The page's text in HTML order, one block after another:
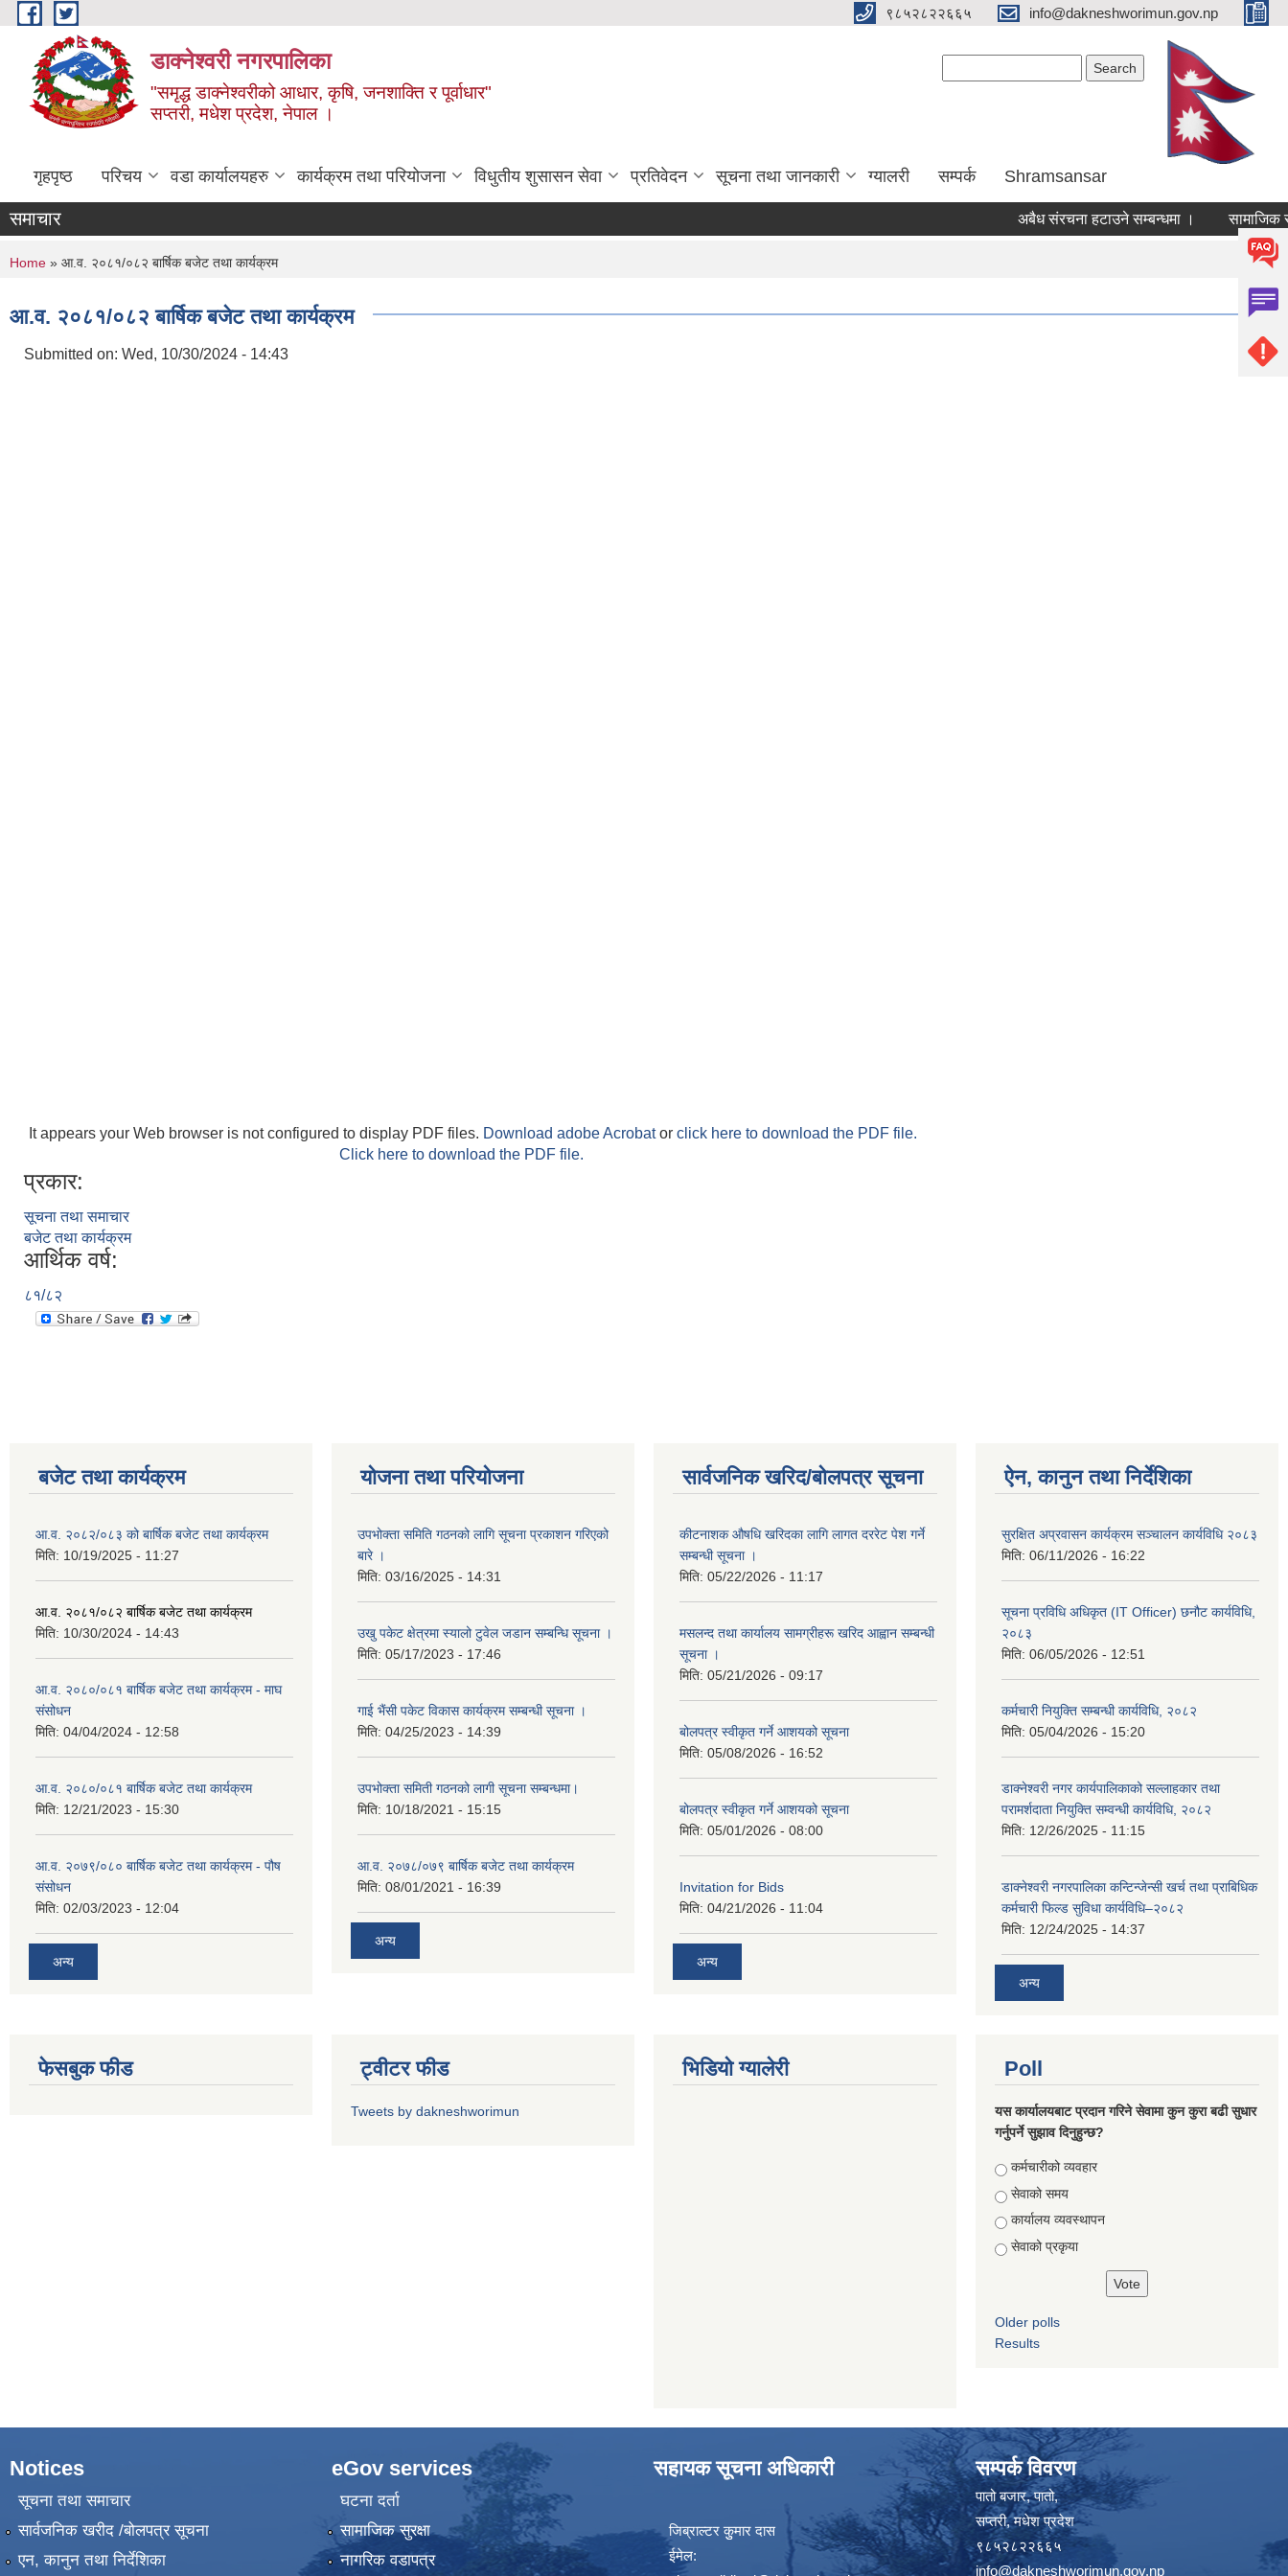
Skip to main content ९८५२८२२६६५ info@dakneshworimun.gov.np
डाक्नेश्वरी नगरपालिका
"समृद्ध डाक्नेश्वरीको आधार, कृषि, जनशाक्ति र पूर्वाधार"
सप्तरी, मधेश प्रदेश, नेपाल ।
गृहपृष्ठ परिचय वडा कार्यालयहरु कार्यक्रम तथा परियोजना विधुतीय शुसासन सेवा प्रतिवेदन सूचना तथा जानकारी ग्यालरी सम्पर्क Shramsansar
समाचार अबैध संरचना हटाउने सम्बन्धमा । सामाजिक
You are here
Home » आ.व. २०८१/०८२ बार्षिक बजेट तथा कार्यक्रम
आ.व. २०८१/०८२ बार्षिक बजेट तथा कार्यक्रम
Submitted on: Wed, 10/30/2024 - 14:43
It appears your Web browser is not configured to display PDF files. Download adobe Acrobator click here to download the PDF file.
Click here to download the PDF file.
प्रकार:
सूचना तथा समाचार
बजेट तथा कार्यक्रम
आर्थिक वर्ष:
८१/८२
बजेट तथा कार्यक्रम
आ.व. २०८२/०८३ को बार्षिक बजेट तथा कार्यक्रम
मिति: 10/19/2025 - 11:27
आ.व. २०८१/०८२ बार्षिक बजेट तथा कार्यक्रम
मिति: 10/30/2024 - 14:43
आ.व. २०८०/०८१ बार्षिक बजेट तथा कार्यक्रम - माघ
संसोधन
मिति: 04/04/2024 - 12:58
आ.व. २०८०/०८१ बार्षिक बजेट तथा कार्यक्रम
मिति: 12/21/2023 - 15:30
आ.व. २०७९/०८० बार्षिक बजेट तथा कार्यक्रम - पौष
संसोधन
मिति: 02/03/2023 - 12:04
अन्य
योजना तथा परियोजना
उपभोक्ता समिति गठनको लागि सूचना प्रकाशन गरिएको
बारे ।
मिति: 03/16/2025 - 14:31
उखु पकेट क्षेत्रमा स्यालो टुवेल जडान सम्बन्धि सूचना ।
मिति: 05/17/2023 - 17:46
गाई भैंसी पकेट विकास कार्यक्रम सम्बन्धी सूचना ।
मिति: 04/25/2023 - 14:39
उपभोक्ता समिती गठनको लागी सूचना सम्बन्धमा।
मिति: 10/18/2021 - 15:15
आ.व. २०७८/०७९ बार्षिक बजेट तथा कार्यक्रम
मिति: 08/01/2021 - 16:39
अन्य
सार्वजनिक खरिद/बोलपत्र सूचना
कीटनाशक औषधि खरिदका लागि लागत दररेट पेश गर्ने
सम्बन्धी सूचना ।
मिति: 05/22/2026 - 11:17
मसलन्द तथा कार्यालय सामग्रीहरू खरिद आह्वान सम्बन्धी
सूचना ।
मिति: 05/21/2026 - 09:17
बोलपत्र स्वीकृत गर्ने आशयको सूचना
मिति: 05/08/2026 - 16:52
बोलपत्र स्वीकृत गर्ने आशयको सूचना
मिति: 05/01/2026 - 08:00
Invitation for Bids
मिति: 04/21/2026 - 11:04
अन्य
ऐन, कानुन तथा निर्देशिका
सुरक्षित अप्रवासन कार्यक्रम सञ्चालन कार्यविधि २०८३
मिति: 06/11/2026 - 16:22
सूचना प्रविधि अधिकृत (IT Officer) छनौट कार्यविधि,
२०८३
मिति: 06/05/2026 - 12:51
कर्मचारी नियुक्ति सम्बन्धी कार्यविधि, २०८२
मिति: 05/04/2026 - 15:20
डाक्नेश्वरी नगर कार्यपालिकाको सल्लाहकार तथा
परामर्शदाता नियुक्ति सम्वन्धी कार्यविधि, २०८२
मिति: 12/26/2025 - 11:15
डाक्नेश्वरी नगरपालिका कन्टिन्जेन्सी खर्च तथा प्राबिधिक
कर्मचारी फिल्ड सुविधा कार्यविधि–२०८२
मिति: 12/24/2025 - 14:37
अन्य
फेसबुक फीड ट्वीटर फीड
Tweets by dakneshworimun
भिडियाे ग्यालेरी Poll
यस कार्यालयबाट प्रदान गरिने सेवामा कुन कुरा बढी सुधार
गर्नुपर्ने सुझाव दिनुहुन्छ?
Choices
कर्मचारीको व्यवहार
सेवाको समय
कार्यालय व्यवस्थापन
सेवाको प्रकृया
Older polls
Results
Notices
सूचना तथा समाचार
सार्वजनिक खरीद /बोलपत्र सूचना
एन, कानुन तथा निर्देशिका
eGov services
घटना दर्ता
सामाजिक सुरक्षा
नागरिक वडापत्र
सहायक सूचना अधिकारी
जिब्राल्टर कुुमार दास
ईमेल:
सम्पर्क विवरण
पातो बजार, पातो,
सप्तरी, मधेश प्रदेश
९८५२८२२६६५
info@dakneshworimun.gov.np